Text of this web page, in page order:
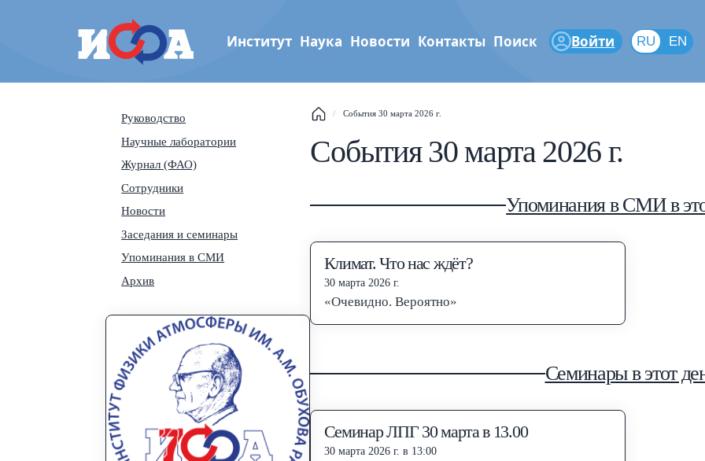
Институт физики атмосферы
Институт Наука Новости Контакты Поиск Войти RU EN
RU
Руководство
Научные лаборатории
Журнал (ФАО)
Сотрудники
Новости
Заседания и семинары
Упоминания в СМИ
Архив
События 30 марта 2026 г.
События 30 марта 2026 г.
Упоминания в СМИ в
Климат. Что нас ждёт?
30 марта 2026 г.
«Очевидно. Вероятно»
Семинары в этот
Семинар ЛПГ 30 марта в 13.00
30 марта 2026 г. в 13:00
This help popup
Search popup /